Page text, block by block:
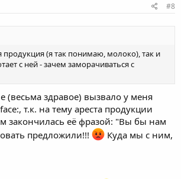
#8
продукция (я так понимаю, молоко), так и
с ней - зачем заморачиваться с
(весьма здравое) вызвало у меня
т.к. на тему ареста продукции
закончилась её фразой: "Вы бы нам
предложили!!!
Куда мы с ним,